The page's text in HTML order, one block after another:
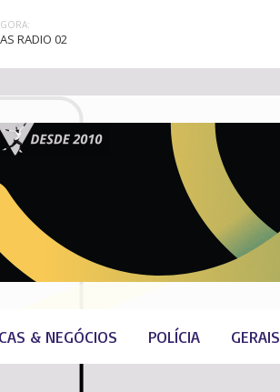
RADIO 02
& NEGÓCIOS POLÍCIA GERAIS